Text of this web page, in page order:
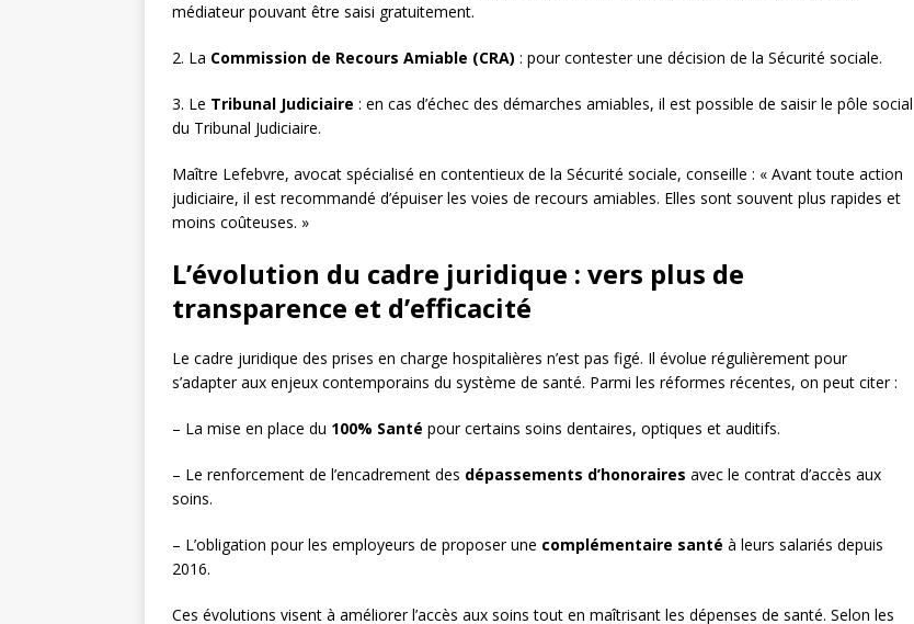
médiateur pouvant être saisi gratuitement.
2. La Commission de Recours Amiable (CRA) : pour contester une décision de la Sécurité sociale.
3. Le Tribunal Judiciaire : en cas d’échec des démarches amiables, il est possible de saisir le pôle social
du Tribunal Judiciaire.
Maître Lefebvre, avocat spécialisé en contentieux de la Sécurité sociale, conseille : « Avant toute action
judiciaire, il est recommandé d’épuiser les voies de recours amiables. Elles sont souvent plus rapides et
moins coûteuses. »
L’évolution du cadre juridique : vers plus de
transparence et d’efficacité
Le cadre juridique des prises en charge hospitalières n’est pas figé. Il évolue régulièrement pour
s’adapter aux enjeux contemporains du système de santé. Parmi les réformes récentes, on peut citer :
– La mise en place du 100% Santé pour certains soins dentaires, optiques et auditifs.
– Le renforcement de l’encadrement des dépassements d’honoraires avec le contrat d’accès aux
soins.
– L’obligation pour les employeurs de proposer une complémentaire santé à leurs salariés depuis
2016.
Ces évolutions visent à améliorer l’accès aux soins tout en maîtrisant les dépenses de santé. Selon les